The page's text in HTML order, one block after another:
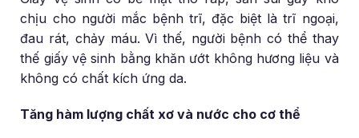
chịu cho người mắc bệnh trĩ, đặc biệt là trĩ ngoại,
đau rát, chảy máu. Vì thế, người bệnh có thể thay
thế giấy vệ sinh bằng khăn ướt không hương liệu và
không có chất kích ứng da.
Tăng hàm lượng chất xơ và nước cho cơ thể